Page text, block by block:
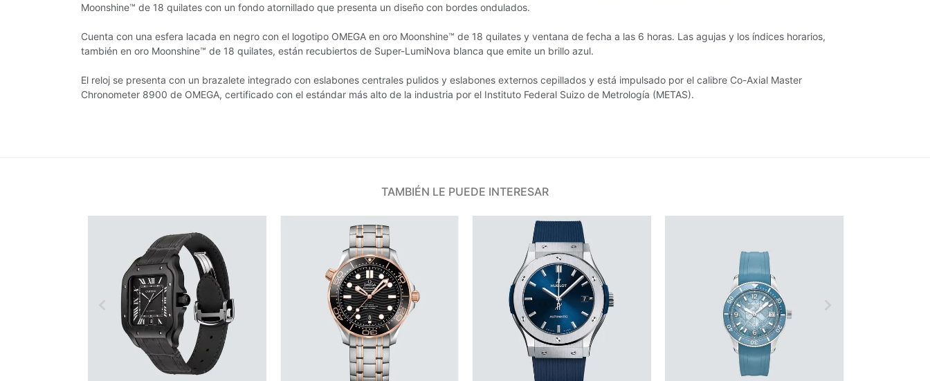
Moonshine™ de 18 quilates con un fondo atornillado que presenta un diseño con bordes ondulados.
Cuenta con una esfera lacada en negro con el logotipo OMEGA en oro Moonshine™ de 18 quilates y ventana de fecha a las 6 horas. Las agujas y los índices horarios,
también en oro Moonshine™ de 18 quilates, están recubiertos de Super-LumiNova blanca que emite un brillo azul.
El reloj se presenta con un brazalete integrado con eslabones centrales pulidos y eslabones externos cepillados y está impulsado por el calibre Co-Axial Master
Chronometer 8900 de OMEGA, certificado con el estándar más alto de la industria por el Instituto Federal Suizo de Metrología (METAS).
TAMBIÉN LE PUEDE INTERESAR